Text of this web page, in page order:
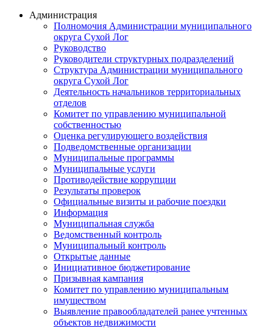
Администрация
Полномочия Администрации муниципального
округа Сухой Лог
Руководство
Руководители структурных подразделений
Структура Администрации муниципального
округа Сухой Лог
Деятельность начальников территориальных
отделов
Комитет по управлению муниципальной
собственностью
Оценка регулирующего воздействия
Подведомственные организации
Муниципальные программы
Муниципальные услуги
Противодействие коррупции
Результаты проверок
Официальные визиты и рабочие поездки
Информация
Муниципальная служба
Ведомственный контроль
Муниципальный контроль
Открытые данные
Инициативное бюджетирование
Призывная кампания
Комитет по управлению муниципальным
имуществом
Выявление правообладателей ранее учтенных
объектов недвижимости